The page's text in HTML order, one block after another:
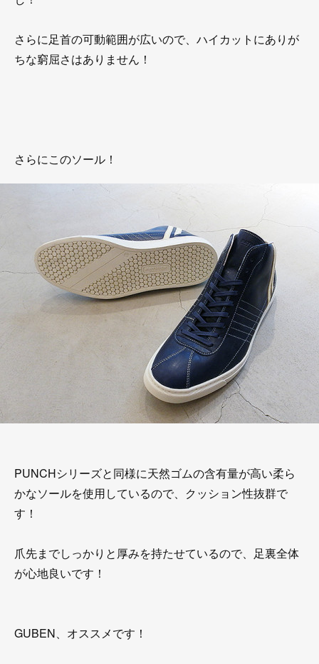
さらに足首の可動範囲が広いので、ハイカットにありが
ちな窮屈さはありません！
さらにこのソール！
PUNCHシリーズと同様に天然ゴムの含有量が高い柔ら
かなソールを使用しているので、クッション性抜群で
す！
爪先までしっかりと厚みを持たせているので、足裏全体
が心地良いです！
GUBEN、オススメです！